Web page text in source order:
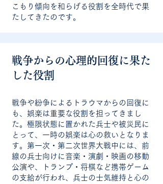
こもり傾向を和らげる役割を全時代で果
たしてきたのです。
戦争からの心理的回復に果た
した役割
戦争や紛争によるトラウマからの回復に
も、娯楽は重要な役割を担ってきまし
た。極限状態に置かれた兵士や被災民に
とって、一時の娯楽は心の救いとなりま
す。第一次・第二次世界大戦中には、前
線の兵士向けに音楽・演劇・映画の移動
公演や、トランプ・将棋など携帯ゲーム
の支給が行われ、兵士の士気維持と心の